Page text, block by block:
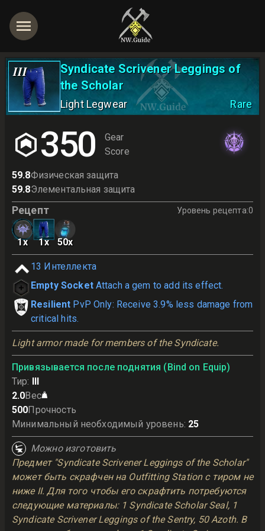
III
Syndicate Scrivener Leggings of
the Scholar
Light Legwear Rare
350
Gear
Score
59.8Физическая защита
59.8Элементальная защита
Рецепт Уровень рецепта:0
1x 1x 50x
13 Интеллекта
Empty Socket Attach a gem to add its effect.
Resilient PvP Only: Receive 3.9% less damage from
critical hits.
Light armor made for members of the Syndicate.
Привязывается после поднятия (Bind on Equip)
Тир: III
2.0Вес
500Прочность
Минимальный необходимый уровень: 25
Можно изготовить
Предмет "Syndicate Scrivener Leggings of the Scholar"
может быть скрафчен на Outfitting Station с тиром не
ниже II. Для того чтобы его скрафтить потребуются
следующие материалы: 1 Syndicate Scholar Seal, 1
Syndicate Scrivener Leggings of the Sentry, 50 Azoth. В